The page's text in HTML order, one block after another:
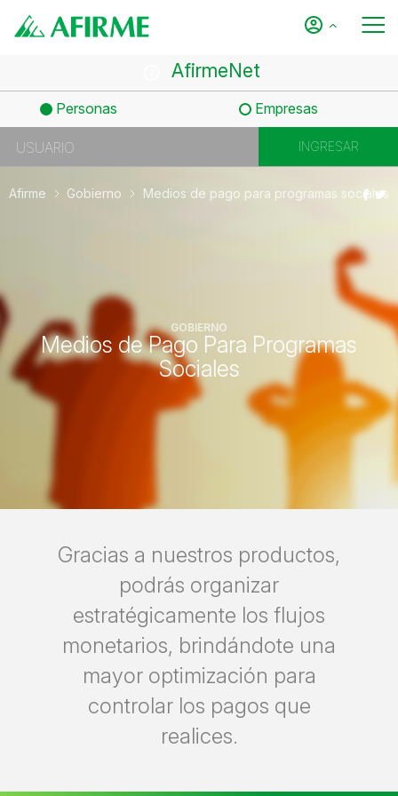
AfirmeNet
Personas Empresas
Afirme Gobierno Medios de pago para programas sociales
GOBIERNO
Medios de Pago Para Programas
Sociales
Gracias a nuestros productos,
podrás organizar
estratégicamente los flujos
monetarios, brindándote una
mayor optimización para
controlar los pagos que
realices.